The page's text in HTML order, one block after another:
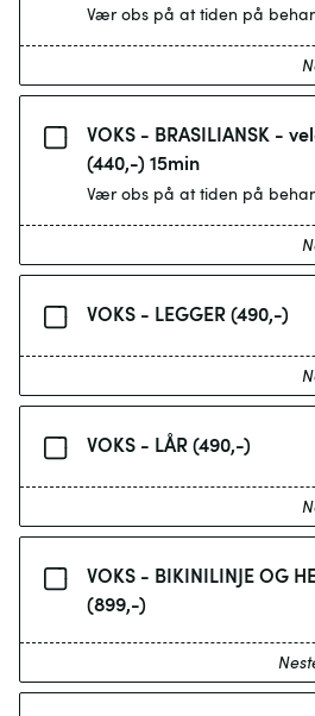
Vær obs på at tiden på
VOKS - BRASILIANSK -
(440,-) 15min
Vær obs på at tiden på
VOKS - LEGGER (490,-)
VOKS - LÅR (490,-)
VOKS - BIKINILINJE OG
(899,-)